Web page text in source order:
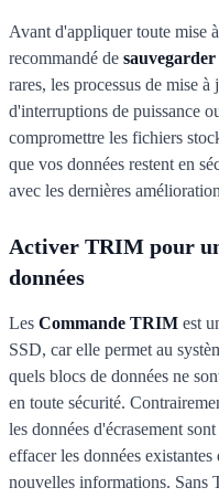
Avant d'appliquer toute mise
recommandé de
rares, les processus de mise
d'interruptions de puissance
compromettre les fichiers
que vos données restent en
avec les dernières
Activer TRIM pour
données
Les Commande TRIM est
SSD, car elle permet au
quels blocs de données ne
en toute sécurité.
les données d'écrasement
effacer les données
nouvelles informations. Sans